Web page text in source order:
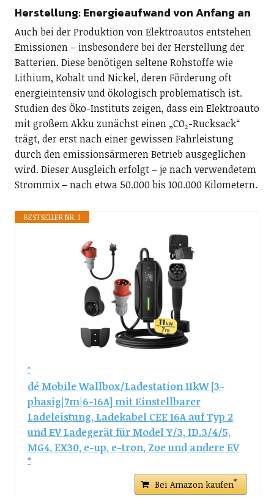
Herstellung: Energieaufwand von Anfang an
Auch bei der Produktion von Elektroautos entstehen
Emissionen – insbesondere bei der Herstellung der
Batterien. Diese benötigen seltene Rohstoffe wie
Lithium, Kobalt und Nickel, deren Förderung oft
energieintensiv und ökologisch problematisch ist.
Studien des Öko-Instituts zeigen, dass ein Elektroauto
mit großem Akku zunächst einen „CO₂-Rucksack“
trägt, der erst nach einer gewissen Fahrleistung
durch den emissionsärmeren Betrieb ausgeglichen
wird. Dieser Ausgleich erfolgt – je nach verwendetem
Strommix – nach etwa 50.000 bis 100.000 Kilometern.
BESTSELLER NR. 1
dé Mobile Wallbox/Ladestation 11kW [3-
phasig|7m|6-16A] mit Einstellbarer
Ladeleistung, Ladekabel CEE 16A auf Typ 2
und EV Ladegerät für Model Y/3, ID.3/4/5,
MG4, EX30, e-up, e-tron, Zoe und andere EV
Bei Amazon kaufen